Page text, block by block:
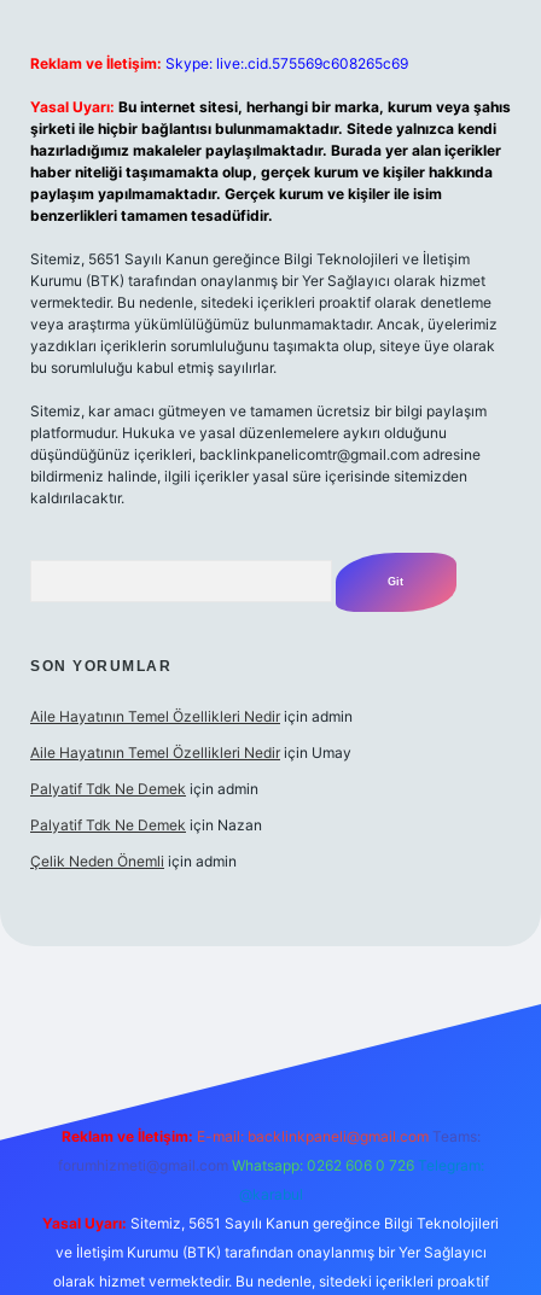
Reklam ve İletişim: Skype: live:.cid.575569c608265c69
Yasal Uyarı: Bu internet sitesi, herhangi bir marka, kurum veya şahıs
şirketi ile hiçbir bağlantısı bulunmamaktadır. Sitede yalnızca kendi
hazırladığımız makaleler paylaşılmaktadır. Burada yer alan içerikler
haber niteliği taşımamakta olup, gerçek kurum ve kişiler hakkında
paylaşım yapılmamaktadır. Gerçek kurum ve kişiler ile isim
benzerlikleri tamamen tesadüfidir.
Sitemiz, 5651 Sayılı Kanun gereğince Bilgi Teknolojileri ve İletişim
Kurumu (BTK) tarafından onaylanmış bir Yer Sağlayıcı olarak hizmet
vermektedir. Bu nedenle, sitedeki içerikleri proaktif olarak denetleme
veya araştırma yükümlülüğümüz bulunmamaktadır. Ancak, üyelerimiz
yazdıkları içeriklerin sorumluluğunu taşımakta olup, siteye üye olarak
bu sorumluluğu kabul etmiş sayılırlar.
Sitemiz, kar amacı gütmeyen ve tamamen ücretsiz bir bilgi paylaşım
platformudur. Hukuka ve yasal düzenlemelere aykırı olduğunu
düşündüğünüz içerikleri, backlinkpanelicomtr@gmail.com adresine
bildirmeniz halinde, ilgili içerikler yasal süre içerisinde sitemizden
kaldırılacaktır.
SON YORUMLAR
Aile Hayatının Temel Özellikleri Nedir için admin
Aile Hayatının Temel Özellikleri Nedir için Umay
Palyatif Tdk Ne Demek için admin
Palyatif Tdk Ne Demek için Nazan
Çelik Neden Önemli için admin
Reklam ve İletişim: E-mail: backlinkpaneli@gmail.com Teams:
forumhizmeti@gmail.com Whatsapp: 0262 606 0 726 Telegram:
@karabul
Yasal Uyarı: Sitemiz, 5651 Sayılı Kanun gereğince Bilgi Teknolojileri
ve İletişim Kurumu (BTK) tarafından onaylanmış bir Yer Sağlayıcı
olarak hizmet vermektedir. Bu nedenle, sitedeki içerikleri proaktif